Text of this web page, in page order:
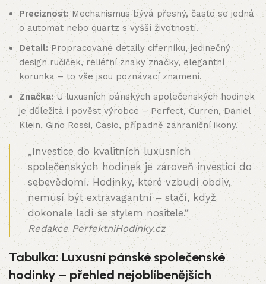
Preciznost: Mechanismus bývá přesný, často se jedná
o automat nebo quartz s vyšší životností.
Detail: Propracované detaily ciferníku, jedinečný
design ručiček, reliéfní znaky značky, elegantní
korunka – to vše jsou poznávací znamení.
Značka:U luxusních pánských společenských hodinek
je důležitá i pověst výrobce – Perfect, Curren, Daniel
Klein, Gino Rossi, Casio, případně zahraniční ikony.
„Investice do kvalitních luxusních
společenských hodinek je zároveň investicí do
sebevědomí. Hodinky, které vzbudí obdiv,
nemusí být extravagantní – stačí, když
dokonale ladí se stylem nositele.“
Redakce PerfektniHodinky.cz
Tabulka: Luxusní pánské společenské
hodinky – přehled nejoblíbenějších